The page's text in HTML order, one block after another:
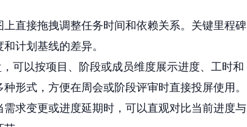
直接拖拽调整任务时间和依赖关系。关键里程碑
计划基线的差异。
可以按项目、阶段或成员维度展示进度、工时和
形式，方便在周会或阶段评审时直接投屏使用。
求变更或进度延期时，可以直观对比当前进度与